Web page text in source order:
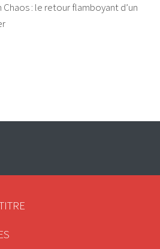
: le retour flamboyant d’un